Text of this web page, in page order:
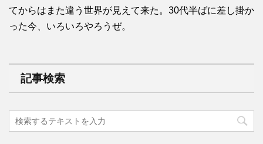
てからはまた違う世界が見えて来た。30代半ばに差し掛か
った今、いろいろやろうぜ。
記事検索